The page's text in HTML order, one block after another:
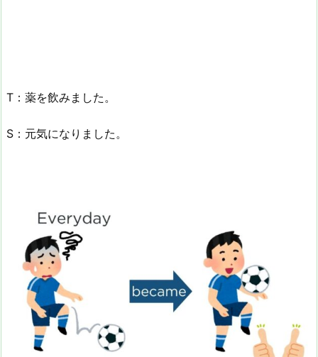
T：薬を飲みました。
S：元気になりました。